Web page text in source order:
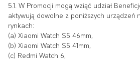
5.1. W Promocji mogą wziąć udział
aktywują dowolne z poniższych urządzeń
rynkach:
(a) Xiaomi Watch S5 46mm,
(b) Xiaomi Watch S5 41mm,
(c) Redmi Watch 6,